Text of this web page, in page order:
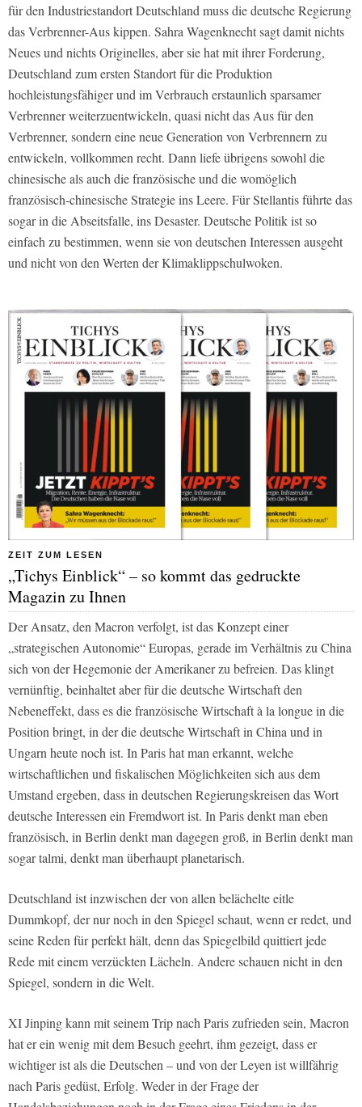
für den Industriestandort Deutschland muss die deutsche Regierung
das Verbrenner-Aus kippen. Sahra Wagenknecht sagt damit nichts
Neues und nichts Originelles, aber sie hat mit ihrer Forderung,
Deutschland zum ersten Standort für die Produktion
hochleistungsfähiger und im Verbrauch erstaunlich sparsamer
Verbrenner weiterzuentwickeln, quasi nicht das Aus für den
Verbrenner, sondern eine neue Generation von Verbrennern zu
entwickeln, vollkommen recht. Dann liefe übrigens sowohl die
chinesische als auch die französische und die womöglich
französisch-chinesische Strategie ins Leere. Für Stellantis führte das
sogar in die Abseitsfalle, ins Desaster. Deutsche Politik ist so
einfach zu bestimmen, wenn sie von deutschen Interessen ausgeht
und nicht von den Werten der Klimaklippschulwoken.
ZEIT ZUM LESEN
„Tichys Einblick“ – so kommt das gedruckte
Magazin zu Ihnen
Der Ansatz, den Macron verfolgt, ist das Konzept einer
„strategischen Autonomie“ Europas, gerade im Verhältnis zu China
sich von der Hegemonie der Amerikaner zu befreien. Das klingt
vernünftig, beinhaltet aber für die deutsche Wirtschaft den
Nebeneffekt, dass es die französische Wirtschaft à la longue in die
Position bringt, in der die deutsche Wirtschaft in China und in
Ungarn heute noch ist. In Paris hat man erkannt, welche
wirtschaftlichen und fiskalischen Möglichkeiten sich aus dem
Umstand ergeben, dass in deutschen Regierungskreisen das Wort
deutsche Interessen ein Fremdwort ist. In Paris denkt man eben
französisch, in Berlin denkt man dagegen groß, in Berlin denkt man
sogar talmi, denkt man überhaupt planetarisch.
Deutschland ist inzwischen der von allen belächelte eitle
Dummkopf, der nur noch in den Spiegel schaut, wenn er redet, und
seine Reden für perfekt hält, denn das Spiegelbild quittiert jede
Rede mit einem verzückten Lächeln. Andere schauen nicht in den
Spiegel, sondern in die Welt.
XI Jinping kann mit seinem Trip nach Paris zufrieden sein, Macron
hat er ein wenig mit dem Besuch geehrt, ihm gezeigt, dass er
wichtiger ist als die Deutschen – und von der Leyen ist willfährig
nach Paris gedüst, Erfolg. Weder in der Frage der